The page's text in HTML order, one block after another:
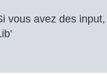
vous avez des